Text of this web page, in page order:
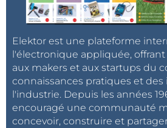
Elektor est une plateforme
l'électronique appliquée,
aux makers et aux startups du
connaissances pratiques et
l'industrie. Depuis les années
encouragé une communauté
concevoir, construire et